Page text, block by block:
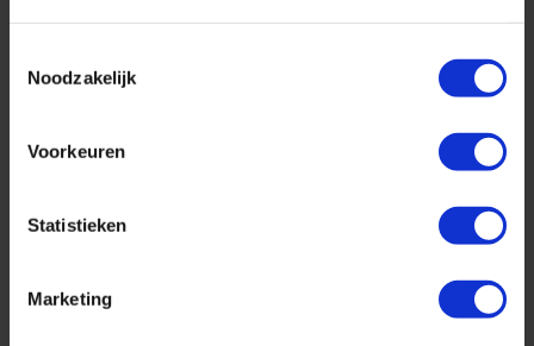
Noodzakelijk
Voorkeuren
Statistieken
Marketing
Lees dit artikel